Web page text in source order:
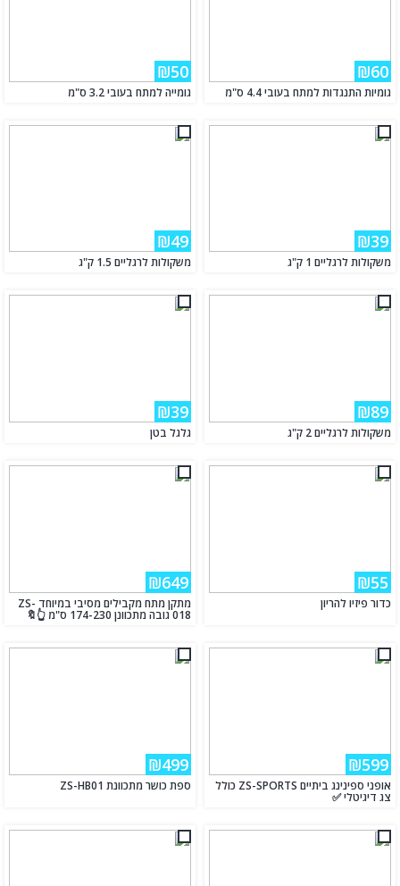
₪60
גומיות התנגדות למתח בעובי 4.4 ס"מ
₪50
גומייה למתח בעובי 3.2 ס"מ
₪39
משקולות לרגליים 1 ק"ג
₪49
משקולות לרגליים 1.5 ק"ג
₪89
משקולות לרגליים 2 ק"ג
₪39
גלגל בטן
₪55
כדור פיזיו להריון
₪649
מתקן מתח מקבילים מסיבי במיוחד ZS-
018 גובה מתכוונן 174-230 ס"מ 👆🔖
₪599
אופני ספינינג ביתיים ZS-SPORTS כולל
צג דיגיטלי ✅
₪499
ספת כושר מתכוונת ZS-HB01